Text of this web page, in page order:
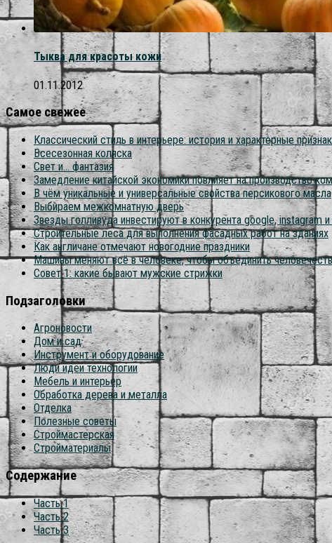
Тыква для красоты кожи
01.11.2012
Самое свежее
Классический стиль в интерьере: история и характерные
Всесезонная коляска
Свет и… фантазия
Замедление китайской экономики повлияет на производство
В чём уникальные и универсальные свойства персикового масла
Выбираем межкомнатную дверь
Звезды голливуда инвестируют в конкурента google, instagram
Строительные леса для выполнения фасадных работ на зданиях
Как англичане отмечают новогодние праздники
Машины меняют всё в человеке, чтобы объединить
Совет 1: какие бывают мужские стрижки
Подзаголовки
Агроновости
Дом и сад
Инструмент и оборудование
Люди идеи технологии
Мебель и интерьер
Обработка дерева и металла
Отделка
Полезные советы
Строймастерская
Стройматериалы
Содержание
Часть 1
Часть 2
Часть 3